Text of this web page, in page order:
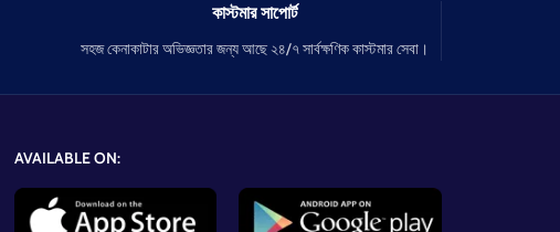
কাস্টমার সাপোর্ট
সহজ কেনাকাটার অভিজ্ঞতার জন্য আছে ২৪/৭ সার্বক্ষণিক কাস্টমার সেবা।
AVAILABLE ON: